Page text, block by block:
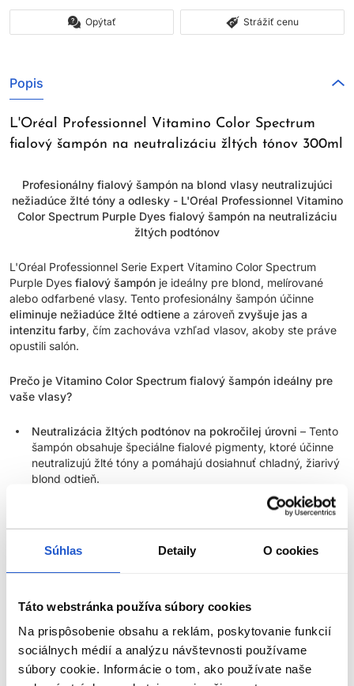
Súhlas Detaily O cookies
Táto webstránka používa súbory cookies
Na prispôsobenie obsahu a reklám, poskytovanie funkcií
sociálnych médií a analýzu návštevnosti používame
súbory cookie. Informácie o tom, ako používate naše
Opýtať Strážiť cenu
Popis
L'Oréal Professionnel Vitamino Color Spectrum
fialový šampón na neutralizáciu žltých tónov 300ml
Profesionálny fialový šampón na blond vlasy neutralizujúci
nežiadúce žlté tóny a odlesky - L'Oréal Professionnel Vitamino
Color Spectrum Purple Dyes fialový šampón na neutralizáciu
žltých podtónov
L'Oréal Professionnel Serie Expert Vitamino Color Spectrum
Purple Dyes fialový šampón je ideálny pre blond, melírované
alebo odfarbené vlasy. Tento profesionálny šampón účinne
eliminuje nežiadúce žlté odtiene a zároveň zvyšuje jas a
intenzitu farby, čím zachováva vzhľad vlasov, akoby ste práve
opustili salón.
Prečo je Vitamino Color Spectrum fialový šampón ideálny pre
vaše vlasy?
Neutralizácia žltých podtónov na pokročilej úrovni – Tento
šampón obsahuje špeciálne fialové pigmenty, ktoré účinne
neutralizujú žlté tóny a pomáhajú dosiahnuť chladný, žiarivý
blond odtieň.
– Pri pravidelnom používaní
ako súčasť celej línie Vitamino Color Spectrum, tento
šampón zachová intenzitu vašej farby až 100 dní.
Zvýšený lesk a výživa
– Okrem čistenia vlasy tiež hĺbkovo
vyživuje, čím ich robí silnejšími, lesklejšími a zdravšími na
Udržuje všetky dimenzie farby– Tento šampón pomáha
zachovať lesk, sýtosť, kontrast, tón a jas vašich vlasov pre
prirodzený a bohatý vzhľad.
Čo sa skrýva v zložení tohto šampónu?